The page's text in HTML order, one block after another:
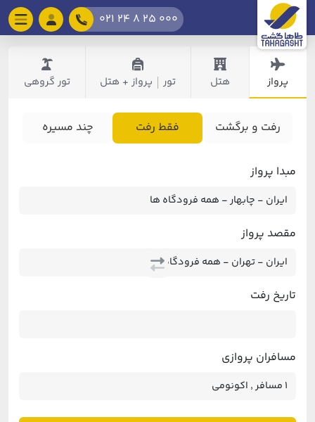
021 24 8 25 000
پرواز هتل تور پرواز + هتل تور گروهی
رفت و برگشت فقط رفت چند مسیره
مبدا پرواز
مقصد پرواز
تاریخ رفت
مسافران پروازی